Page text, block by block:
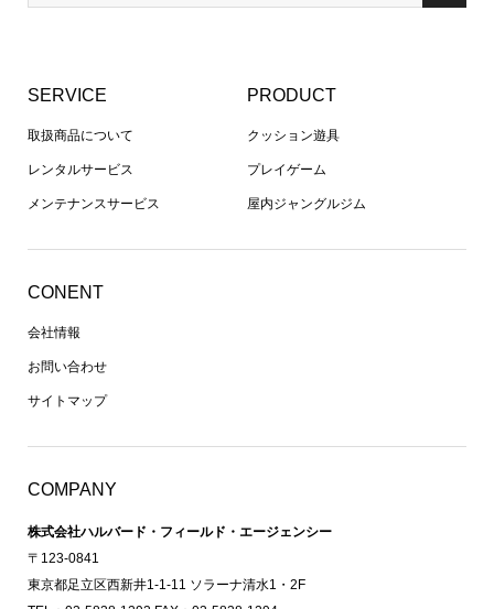
SERVICE
取扱商品について
レンタルサービス
メンテナンスサービス
PRODUCT
クッション遊具
プレイゲーム
屋内ジャングルジム
CONENT
会社情報
お問い合わせ
サイトマップ
COMPANY
株式会社ハルバード・フィールド・エージェンシー
〒123-0841
東京都足立区西新井1-1-11 ソラーナ清水1・2F